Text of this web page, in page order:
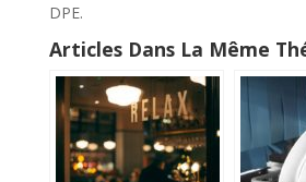
DPE.
Articles Dans La Même